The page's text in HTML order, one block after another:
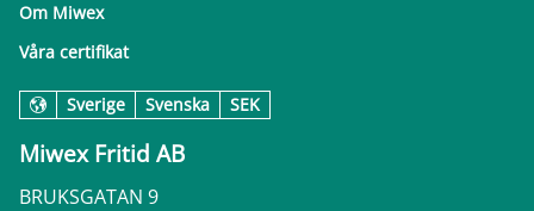
Om Miwex
Våra certifikat
Sverige Svenska SEK
Miwex Fritid AB
BRUKSGATAN 9